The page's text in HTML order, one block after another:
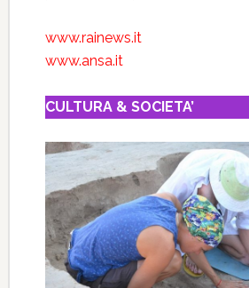
www.rainews.it
www.ansa.it
CULTURA & SOCIETA’